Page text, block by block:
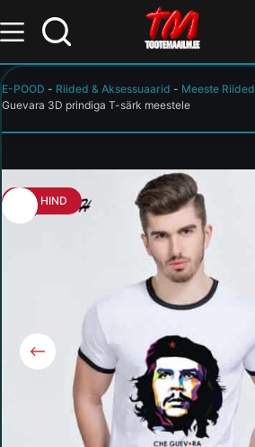
E-POOD - Riided & Aksessuaarid - Meeste Riided
Guevara 3D prindiga T-särk meestele
HEA HIND